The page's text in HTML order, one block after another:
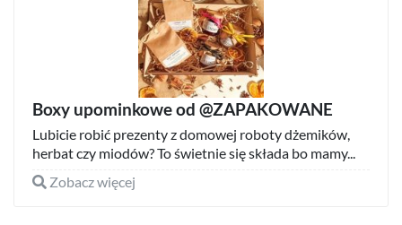
Boxy upominkowe od @ZAPAKOWANE
Lubicie robić prezenty z domowej roboty dżemików,
herbat czy miodów? To świetnie się składa bo mamy...
Zobacz więcej